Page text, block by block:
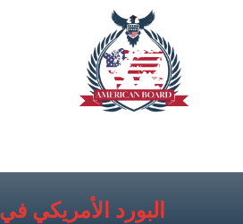
البورد الأمريكي